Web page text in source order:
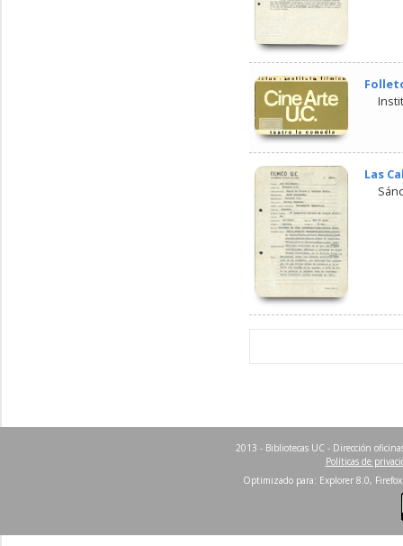
Las
2013 - Bibliotecas UC - Dirección
Políticas de
Optimizado para: Explorer 8.0,